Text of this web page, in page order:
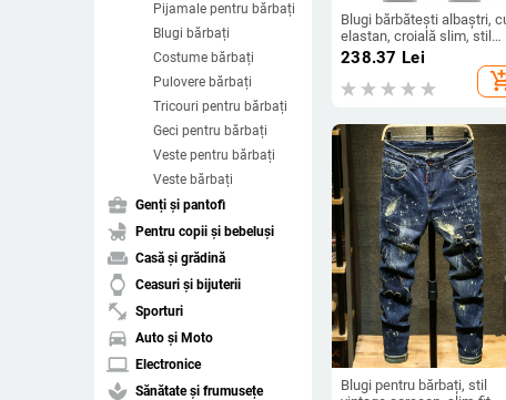
Pijamale pentru bărbați
Blugi bărbați
Costume bărbați
Pulovere bărbați
Tricouri pentru bărbați
Geci pentru bărbați
Veste pentru bărbați
Veste bărbați
business_center Genți și pantofi
child_friendly Pentru copii și bebeluși
weekend Casă și grădină
watch Ceasuri și bijuterii
fitness_center Sporturi
directions_car Auto și Moto
laptop Electronice
spa Sănătate și frumusețe
Blugi bărbătești albaștri,
elastan, croială slim, stil
business casual, 2025
238.37 Lei
Blugi pentru bărbați, stil